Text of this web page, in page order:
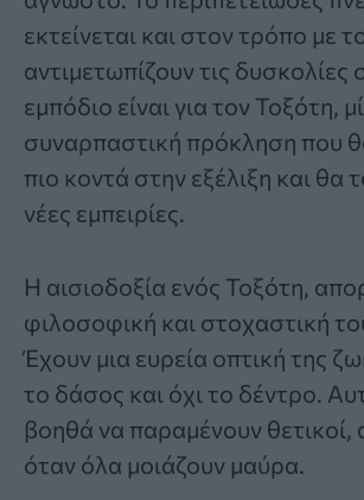
εκτείνεται και στον τρόπο με
αντιμετωπίζουν τις
εμπόδιο είναι για τον Τοξότη,
συναρπαστική πρόκληση που
πιο κοντά στην εξέλιξη και θα
νέες εμπειρίες.
Η αισιοδοξία ενός Τοξότη,
φιλοσοφική και στοχαστική
Έχουν μια ευρεία οπτική της
το δάσος και όχι το δέντρο.
βοηθά να παραμένουν θετικοί,
όταν όλα μοιάζουν μαύρα.